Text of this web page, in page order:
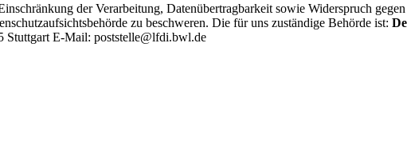
der Verarbeitung, Datenübertragbarkeit sowie Widerspruch
zu beschweren. Die für uns zuständige Behörde ist:
Stuttgart E-Mail: poststelle@lfdi.bwl.de